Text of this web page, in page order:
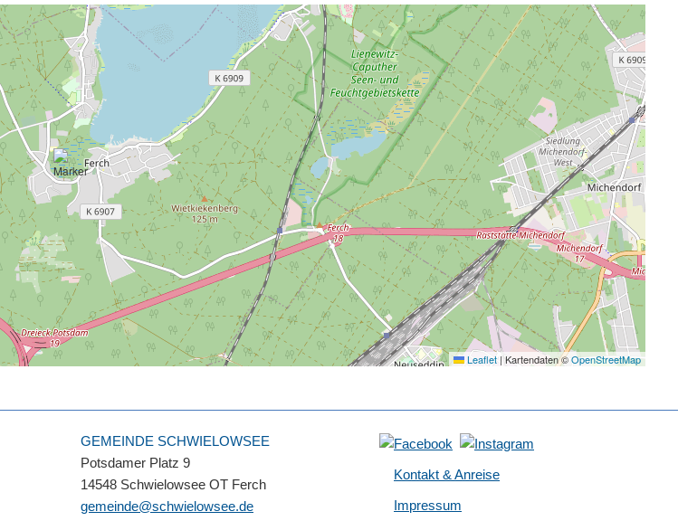
Leaflet | Kartendaten ©OpenStreetMap
GEMEINDE SCHWIELOWSEE
Potsdamer Platz 9
14548 Schwielowsee OT Ferch
gemeinde@schwielowsee.de
Kontakt & Anreise
Impressum